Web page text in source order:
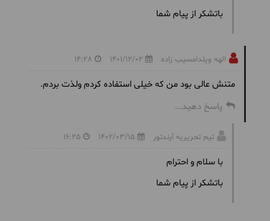
باتشکر از پیام شما
الهه ویلدامسیب زاده 1401/12/02
14:28
متنش عالی بود من که خیلی استفاده کردم ولذت بردم.
پاسخ دهید...
تیم تحریریه آرندتور 1402/03/15
16:25
با سلام و احترام
باتشکر از پیام شما